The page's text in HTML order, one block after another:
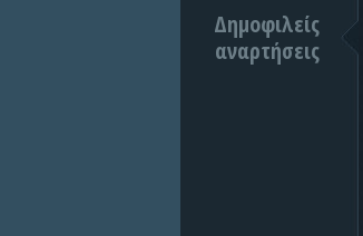
Δημοφιλείς
αναρτήσεις